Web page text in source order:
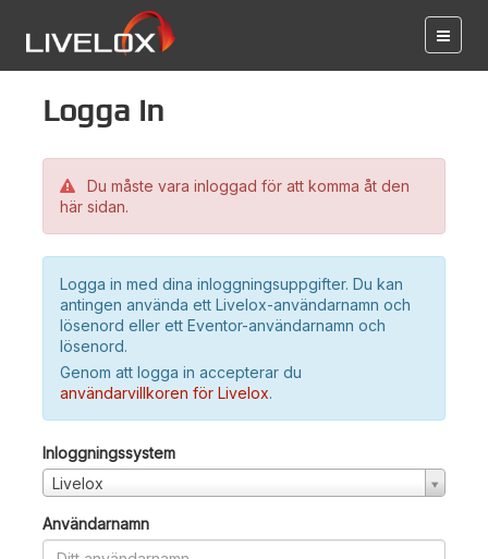
Logga in
Du måste vara inloggad för att komma åt den
här sidan.
Logga in med dina inloggningsuppgifter. Du kan
antingen använda ett Livelox-användarnamn och
lösenord eller ett Eventor-användarnamn och
lösenord.
Genom att logga in accepterar du
användarvillkoren för Livelox.
Inloggningssystem
Livelox
Användarnamn